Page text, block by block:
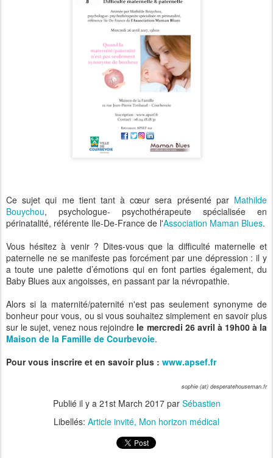
Ce sujet qui me tient tant à cœur sera présenté par Mathilde
Bouychou, psychologue- psychothérapeute spécialisée en
périnatalité, référente Ile-De-France de l'Association Maman Blues.
Vous hésitez à venir ? Dites-vous que la difficulté maternelle et
paternelle ne se manifeste pas forcément par une dépression : il y
a toute une palette d’émotions qui en font parties également, du
Baby Blues aux angoisses, en passant par la névropathie.
Alors si la maternité/paternité n'est pas seulement synonyme de
bonheur pour vous, ou si vous souhaitez simplement en savoir plus
sur le sujet, venez nous rejoindre le mercredi 26 avril à 19h00 à la
Maison de la Famille de Courbevoie.
Pour vous inscrire et en savoir plus : www.apsef.fr
sophie (at) desperatehouseman.fr
Publié il y a 21st March 2017par Sébastien
Libellés: Article invité Mon horizon médical